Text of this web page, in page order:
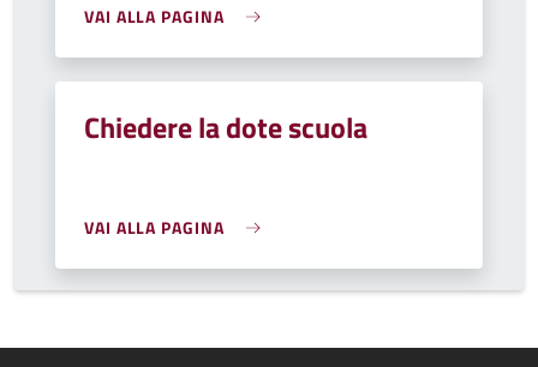
VAI ALLA PAGINA
Chiedere la dote scuola
VAI ALLA PAGINA